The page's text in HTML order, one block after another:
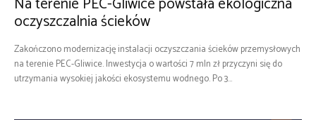
oczyszczalnia ścieków
Zakończono modernizację instalacji oczyszczania ścieków przemysłowych
na terenie PEC-Gliwice. Inwestycja o wartości 7 mln zł przyczyni się do
utrzymania wysokiej jakości ekosystemu wodnego. Po 3...